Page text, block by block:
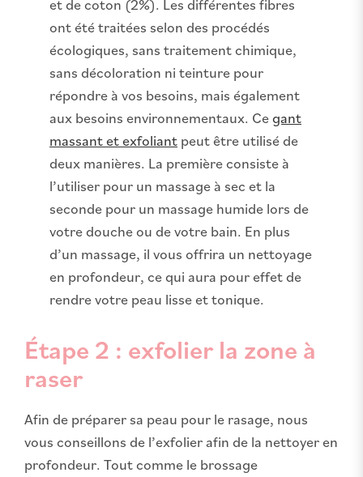
et de coton (2%). Les différentes fibres
ont été traitées selon des procédés
écologiques, sans traitement chimique,
sans décoloration ni teinture pour
répondre à vos besoins, mais également
aux besoins environnementaux. Ce gant
massant et exfoliant peut être utilisé de
deux manières. La première consiste à
l’utiliser pour un massage à sec et la
seconde pour un massage humide lors de
votre douche ou de votre bain. En plus
d’un massage, il vous offrira un nettoyage
en profondeur, ce qui aura pour effet de
rendre votre peau lisse et tonique.
Étape 2 : exfolier la zone à
raser
Afin de préparer sa peau pour le rasage, nous
vous conseillons de l’exfolier afin de la nettoyer en
profondeur. Tout comme le brossage